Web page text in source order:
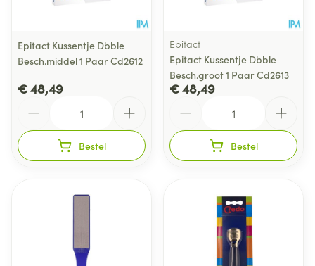
Epitact Kussentje Dbble
Besch.middel 1 Paar Cd2612
€ 48,49
Bestel
Epitact
Epitact Kussentje Dbble
Besch.groot 1 Paar Cd2613
€ 48,49
Bestel